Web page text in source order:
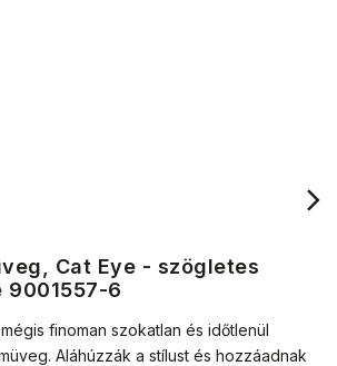
Cat Eye - szögletes
9001557-6
finoman szokatlan és időtlenül
Aláhúzzák a stílust és hozzáadnak